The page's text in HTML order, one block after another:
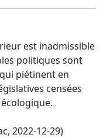
est inadmissible
politiques sont
piétinent en
censées
2022-12-29)